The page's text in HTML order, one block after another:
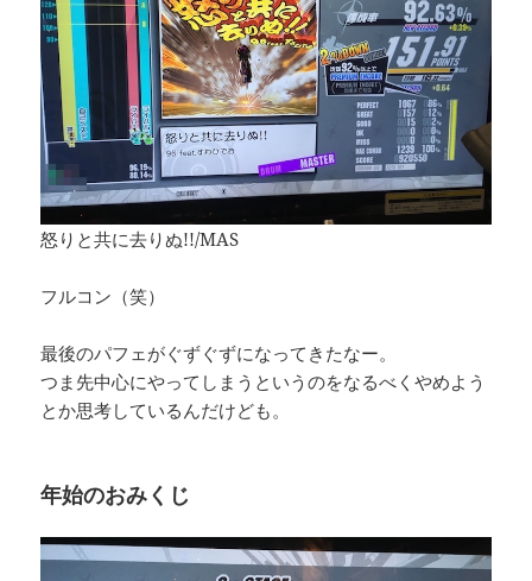
怒りと共に去りぬ!!/MAS
フルコン（笑）
最後のパフェがぐずぐずになってきたなー。
つま先中心にやってしまうというのをなるべくやめよう
とか思考しているんだけども。
年始のおみくじ